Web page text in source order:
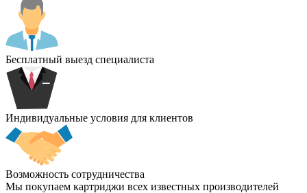
Бесплатный выезд специалиста
Индивидуальные условия для клиентов
Возможность сотрудничества
Мы покупаем картриджи всех известных производителей